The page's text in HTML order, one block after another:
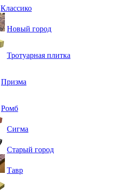
Классико
Новый город
Тротуарная плитка
Призма
Ромб
Сигма
Старый город
Тавр